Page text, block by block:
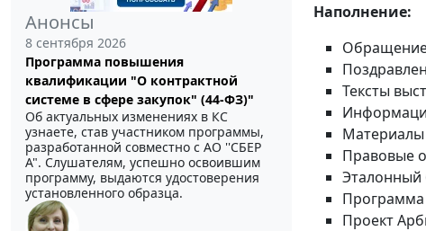
Анонсы
8 сентября 2026
Программа повышения
квалификации "О контрактной
системе в сфере закупок" (44-ФЗ)"
Об актуальных изменениях в КС
узнаете, став участником программы,
разработанной совместно с АО ''СБЕР
А". Слушателям, успешно освоившим
программу, выдаются удостоверения
установленного образца.
Наполнение:
Обращение
Тексты
Материалы
Правовые
Эталонный
Программа
Проект